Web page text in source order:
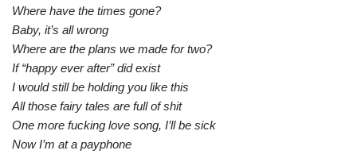
Where have the times gone?
Baby, it’s all wrong
Where are the plans we made for two?
If “happy ever after” did exist
I would still be holding you like this
All those fairy tales are full of shit
One more fucking love song, I’ll be sick
Now I’m at a payphone